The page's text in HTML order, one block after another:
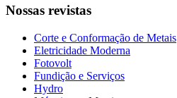
Nossas revistas
Corte e Conformação de Metais
Eletricidade Moderna
Fotovolt
Fundição e Serviços
Hydro